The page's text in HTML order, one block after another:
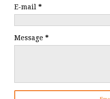
E-mail *
Message *